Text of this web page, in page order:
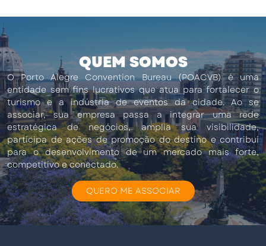
QUEM SOMOS
O Porto Alegre Convention Bureau (POACVB) é uma
entidade sem fins lucrativos que atua para fortalecer o
turismo e a indústria de eventos da cidade. Ao se
associar, sua empresa passa a integrar uma rede
estratégica de negócios, amplia sua visibilidade,
participa de ações de promoção do destino e contribui
para o desenvolvimento de um mercado mais forte,
competitivo e conectado.
QUERO ME ASSOCIAR